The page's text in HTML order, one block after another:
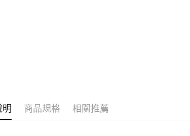
明 商品規格 相關推薦